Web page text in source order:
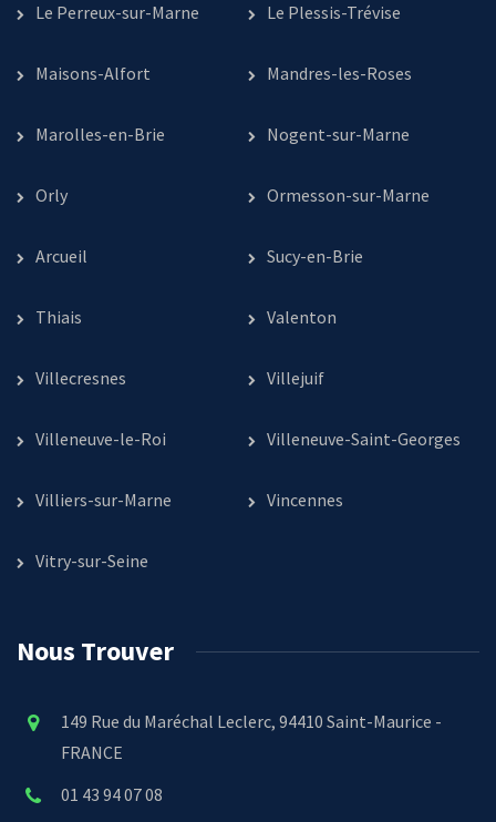
Le Perreux-sur-Marne Le Plessis-Trévise
Maisons-Alfort Mandres-les-Roses
Marolles-en-Brie Nogent-sur-Marne
Orly Ormesson-sur-Marne
Arcueil Sucy-en-Brie
Thiais Valenton
Villecresnes Villejuif
Villeneuve-le-Roi Villeneuve-Saint-Georges
Villiers-sur-Marne Vincennes
Vitry-sur-Seine
Nous Trouver
149 Rue du Maréchal Leclerc, 94410 Saint-Maurice -
FRANCE
01 43 94 07 08